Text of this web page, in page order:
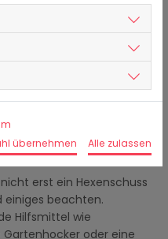
nicht zu weiche oder zu
im rechten Winkel auf
Rumpfmuskulatur
nach. Ebenfalls
sich entweder eine
längeren Zeitraum
erst ein Hexenschuss
einiges beachten.
Hilfsmittel wie
oder eine
übernehmen Alle zulassen